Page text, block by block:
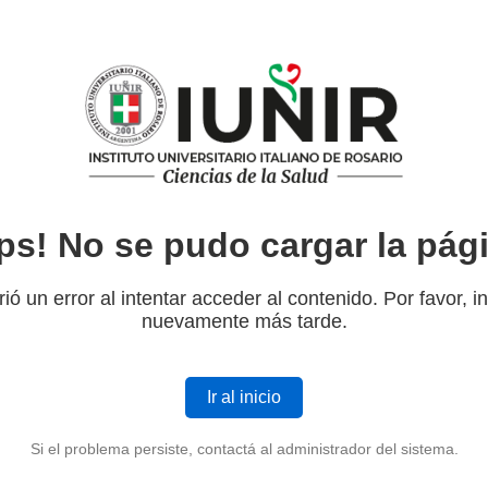
No se pudo cargar la
un error al intentar acceder al contenido. Por favor,
nuevamente más tarde.
Ir al inicio
Si el problema persiste, contactá al administrador del sistema.